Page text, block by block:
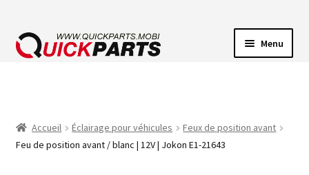
Menu
POMPES
Accueil Éclairage pour véhicules
Feux de position avant
Feu de position avant / blanc | 12V | Jokon E1-21643